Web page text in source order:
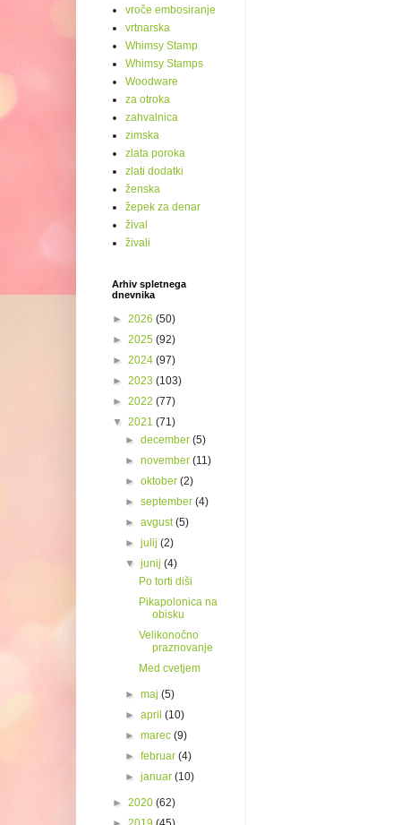
vroče embosiranje
vrtnarska
Whimsy Stamp
Whimsy Stamps
Woodware
za otroka
zahvalnica
zimska
zlata poroka
zlati dodatki
ženska
žepek za denar
žival
živali
Arhiv spletnega
dnevnika
► 2026 (50)
► 2025 (92)
► 2024 (97)
► 2023 (103)
► 2022 (77)
▼ 2021 (71)
►december(5)
►november(11)
►oktober(2)
►september(4)
►avgust(5)
►julij(2)
▼junij(4)
Po torti diši
Pikapolonica na
obisku
Velikonočno
praznovanje
Med cvetjem
►maj(5)
►april(10)
►marec(9)
►februar(4)
►januar(10)
► 2020 (62)